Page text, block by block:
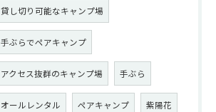
貸し切り可能なキャンプ場
手ぶらでペアキャンプ
アクセス抜群のキャンプ場 手ぶら
オールレンタル ペアキャンプ 紫陽花